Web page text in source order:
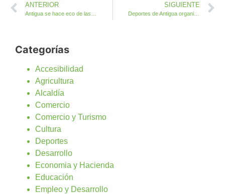
ANTERIOR SIGUIENTE
Deportes de Antigua organiza un Curso de Monitor de Musculación
Categorías
Accesibilidad
Agricultura
Alcaldía
Comercio
Comercio y Turismo
Cultura
Deportes
Desarrollo
Economia y Hacienda
Educación
Empleo y Desarrollo